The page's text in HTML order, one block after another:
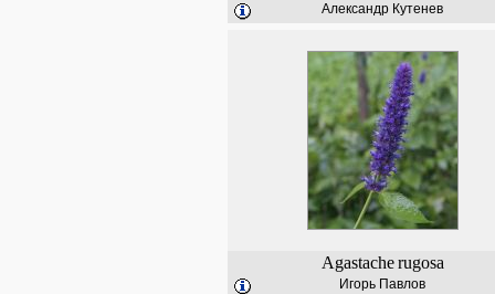
Александр Кутенев
Agastache rugosa
Игорь Павлов